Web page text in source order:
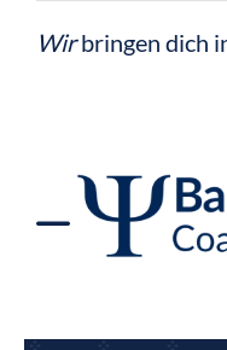
InhaltWirbringen dich
Toggle